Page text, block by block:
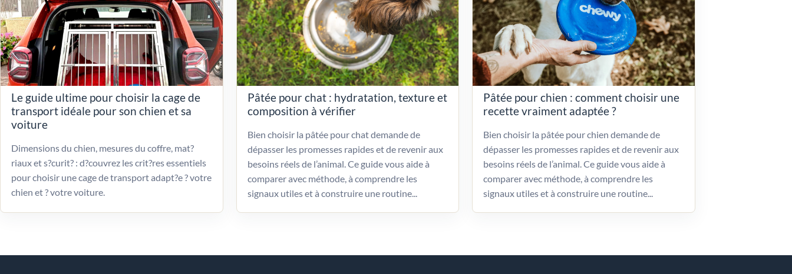
Le guide ultime pour choisir la cage de
transport idéale pour son chien et sa
voiture
Dimensions du chien, mesures du coffre, mat?
riaux et s?curit? : d?couvrez les crit?res essentiels
pour choisir une cage de transport adapt?e ? votre
chien et ? votre voiture.
Pâtée pour chat : hydratation, texture et
composition à vérifier
Bien choisir la pâtée pour chat demande de
dépasser les promesses rapides et de revenir aux
besoins réels de l’animal. Ce guide vous aide à
comparer avec méthode, à comprendre les
signaux utiles et à construire une routine...
Pâtée pour chien : comment choisir une
recette vraiment adaptée ?
Bien choisir la pâtée pour chien demande de
dépasser les promesses rapides et de revenir aux
besoins réels de l’animal. Ce guide vous aide à
comparer avec méthode, à comprendre les
signaux utiles et à construire une routine...